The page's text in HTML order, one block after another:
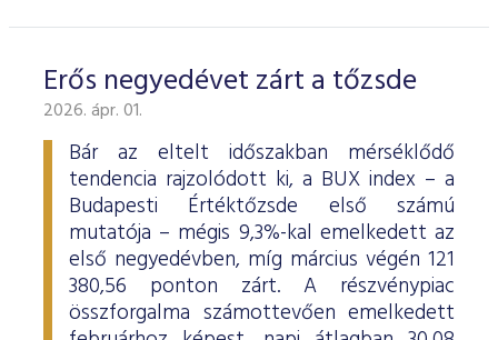
Erős negyedévet zárt a tőzsde
2026. ápr. 01.
Bár az eltelt időszakban mérséklődő
tendencia rajzolódott ki, a BUX index – a
Budapesti Értéktőzsde első számú
mutatója – mégis 9,3%-kal emelkedett az
első negyedévben, míg március végén 121
380,56 ponton zárt. A részvénypiac
összforgalma számottevően emelkedett